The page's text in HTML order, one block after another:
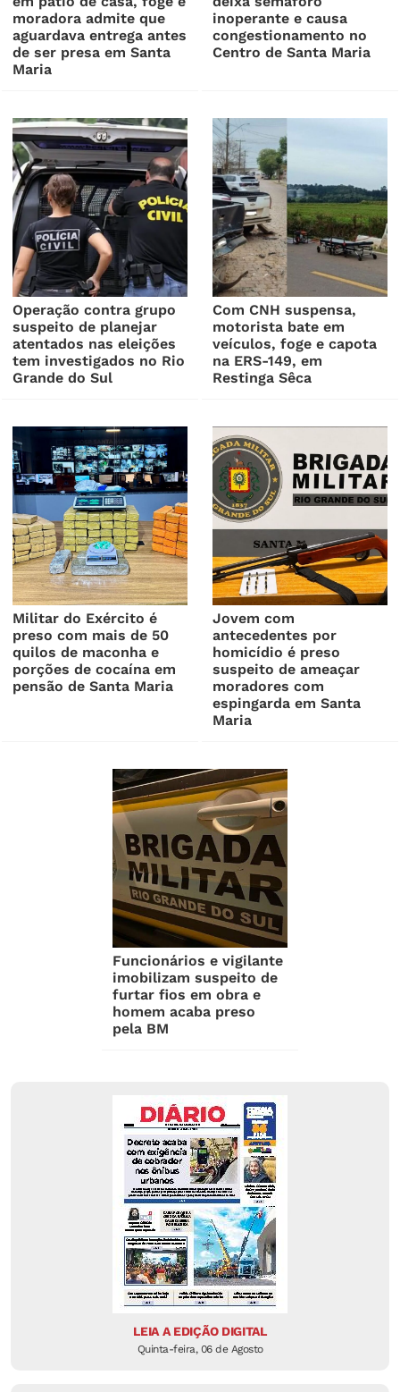
moradora admite que
aguardava entrega antes
de ser presa em Santa
Maria
inoperante e causa
congestionamento no
Centro de Santa Maria
Operação contra grupo
suspeito de planejar
atentados nas eleições
tem investigados no Rio
Grande do Sul
Com CNH suspensa,
motorista bate em
veículos, foge e capota
na ERS-149, em
Restinga Sêca
Militar do Exército é
preso com mais de 50
quilos de maconha e
porções de cocaína em
pensão de Santa Maria
Jovem com
antecedentes por
homicídio é preso
suspeito de ameaçar
moradores com
espingarda em Santa
Maria
Funcionários e vigilante
imobilizam suspeito de
furtar fios em obra e
homem acaba preso
pela BM
LEIA A EDIÇÃO DIGITAL
Quinta-feira, 06 de Agosto